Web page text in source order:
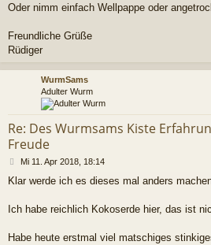
Oder nimm einfach Wellpappe oder
Freundliche Grüße
Rüdiger
WurmSams
Adulter Wurm
Re: Des Wurmsams Kiste
Freude
B
i
r
g
Mi 11. Apr 2018, 18:14
Klar werde ich es dieses mal anders
Ich habe reichlich Kokoserde hier, das ist
Habe heute erstmal viel matschiges